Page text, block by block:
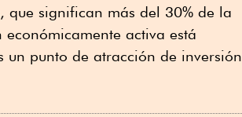
que significan más del 30% de la
activa está
un punto de atracción de inversión